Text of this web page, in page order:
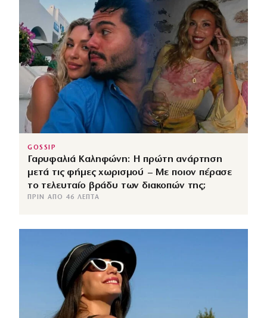
GOSSIP
Γαρυφαλιά Καληφώνη: Η πρώτη ανάρτηση
μετά τις φήμες χωρισμού – Με ποιον πέρασε
το τελευταίο βράδυ των διακοπών της;
ΠΡΙΝ ΑΠΌ 46 ΛΕΠΤΆ